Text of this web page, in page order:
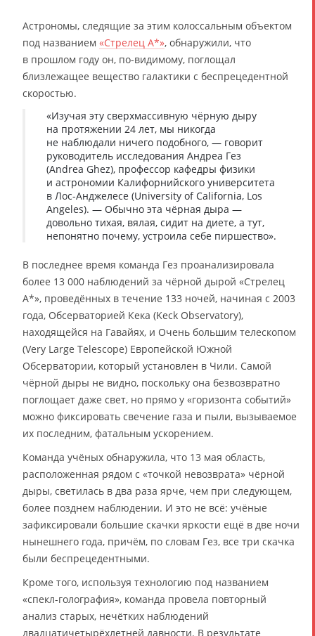
Астрономы, следящие за этим колоссальным объектом
под названием «Стрелец A*», обнаружили, что
в прошлом году он, по-видимому, поглощал
близлежащее вещество галактики с беспрецедентной
скоростью.
«Изучая эту сверхмассивную чёрную дыру
на протяжении 24 лет, мы никогда
не наблюдали ничего подобного, — говорит
руководитель исследования Андреа Гез
(Andrea Ghez), профессор кафедры физики
и астрономии Калифорнийского университета
в Лос-Анджелесе (University of California, Los
Angeles). — Обычно эта чёрная дыра —
довольно тихая, вялая, сидит на диете, а тут,
непонятно почему, устроила себе пиршество».
В последнее время команда Гез проанализировала
более 13 000 наблюдений за чёрной дырой «Стрелец
A*», проведённых в течение 133 ночей, начиная с 2003
года, Обсерваторией Кека (Keck Observatory),
находящейся на Гавайях, и Очень большим телескопом
(Very Large Telescope) Европейской Южной
Обсерватории, который установлен в Чили. Самой
чёрной дыры не видно, поскольку она безвозвратно
поглощает даже свет, но прямо у «горизонта событий»
можно фиксировать свечение газа и пыли, вызываемое
их последним, фатальным ускорением.
Команда учёных обнаружила, что 13 мая область,
расположенная рядом с «точкой невозврата» чёрной
дыры, светилась в два раза ярче, чем при следующем,
более позднем наблюдении. И это не всё: учёные
зафиксировали большие скачки яркости ещё в две ночи
нынешнего года, причём, по словам Гез, все три скачка
были беспрецедентными.
Кроме того, используя технологию под названием
«спекл-голография», команда провела повторный
анализ старых, нечётких наблюдений
двадцатичетырёхлетней давности. В результате